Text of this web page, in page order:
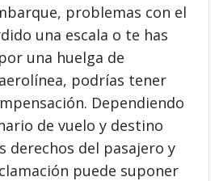
problemas con el
una escala o te has
una huelga de
podrías tener
Dependiendo
de vuelo y destino
derechos del pasajero y
puede suponer